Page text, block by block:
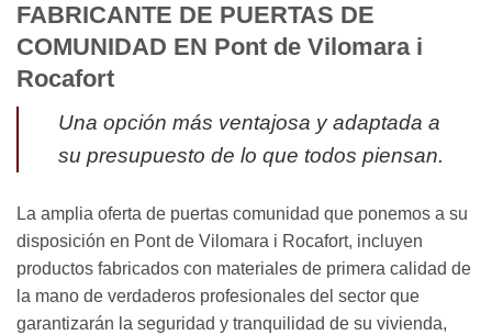
FABRICANTE DE PUERTAS DE
COMUNIDAD EN Pont de Vilomara i
Rocafort
Una opción más ventajosa y adaptada a
su presupuesto de lo que todos piensan.
La amplia oferta de puertas comunidad que ponemos a su
disposición en Pont de Vilomara i Rocafort, incluyen
productos fabricados con materiales de primera calidad de
la mano de verdaderos profesionales del sector que
garantizarán la seguridad y tranquilidad de su vivienda,